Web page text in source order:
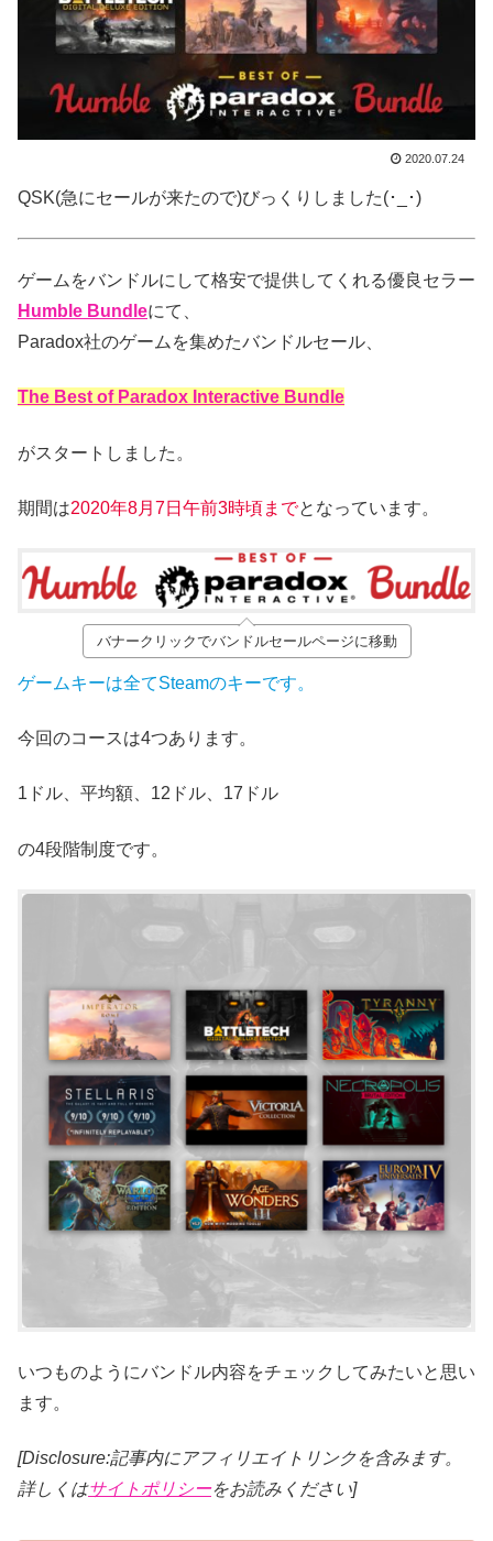
2020.07.24
QSK(急にセールが来たので)びっくりしました(･_･)
ゲームをバンドルにして格安で提供してくれる優良セラー
Humble Bundleにて、
Paradox社のゲームを集めたバンドルセール、
The Best of Paradox Interactive Bundle
がスタートしました。
期間は2020年8月7日午前3時頃までとなっています。
バナークリックでバンドルセールページに移動
ゲームキーは全てSteamのキーです。
今回のコースは4つあります。
1ドル、平均額、12ドル、17ドル
の4段階制度です。
いつものようにバンドル内容をチェックしてみたいと思い
ます。
[Disclosure:記事内にアフィリエイトリンクを含みます。
詳しくはサイトポリシーをお読みください]